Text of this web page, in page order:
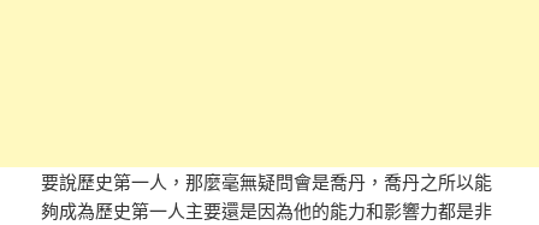
要說歷史第一人，那麼毫無疑問會是喬丹，喬丹之所以能
夠成為歷史第一人主要還是因為他的能力和影響力都是非